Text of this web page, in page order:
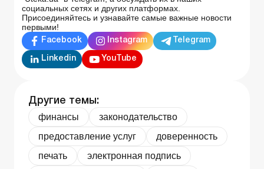
социальных сетях и других платформах.
Присоединяйтесь и узнавайте самые важные новости
первыми!
Facebook Instagram Telegram
Linkedin YouTube
Другие темы:
финансы
законодательство
предоставление услуг
доверенность
печать
электронная подпись